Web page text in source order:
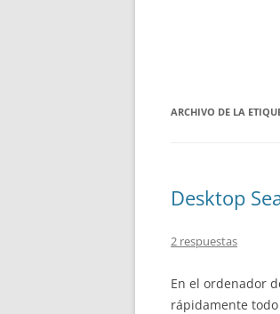
ARCHIVO DE LA
Desktop
2 respuestas
En el ordenador
rápidamente